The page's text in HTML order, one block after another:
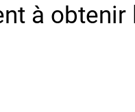
à obtenir